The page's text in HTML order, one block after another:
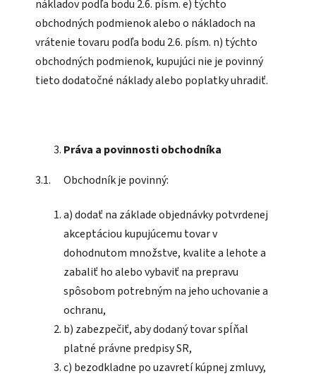
nákladov podľa bodu 2.6. písm. e) týchto
obchodných podmienok alebo o nákladoch na
vrátenie tovaru podľa bodu 2.6. písm. n) týchto
obchodných podmienok, kupujúci nie je povinný
tieto dodatočné náklady alebo poplatky uhradiť.
Práva a povinnosti obchodníka
3.1. Obchodník je povinný:
a) dodať na základe objednávky potvrdenej
akceptáciou kupujúcemu tovar v
dohodnutom množstve, kvalite a lehote a
zabaliť ho alebo vybaviť na prepravu
spôsobom potrebným na jeho uchovanie a
ochranu,
b) zabezpečiť, aby dodaný tovar spĺňal
platné právne predpisy SR,
c) bezodkladne po uzavretí kúpnej zmluvy,